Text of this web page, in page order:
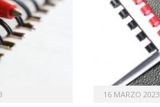
16 MARZO 2023